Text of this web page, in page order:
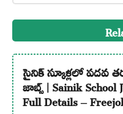
సైనిక్ స్కూళ్లలో పదవ
జాబ్స్ | Sainik School
Full Details –